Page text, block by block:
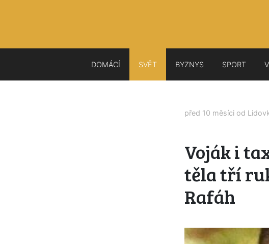
DOMÁCÍ SVĚT BYZNYS SPORT
před 10 měsíci od
Voják i
těla tří
Rafáh